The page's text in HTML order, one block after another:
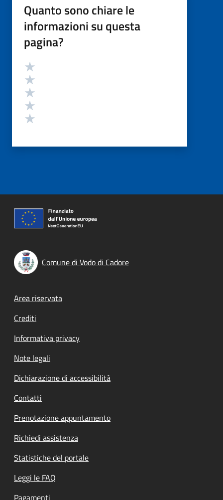
Quanto sono chiare le
informazioni su questa
pagina?
Valutazione
Comune di Vodo di Cadore
Footer menu
Area riservata
Crediti
Informativa privacy
Note legali
Dichiarazione di accessibilità
Contatti
Prenotazione appuntamento
Richiedi assistenza
Statistiche del portale
Leggi le FAQ
Pagamenti